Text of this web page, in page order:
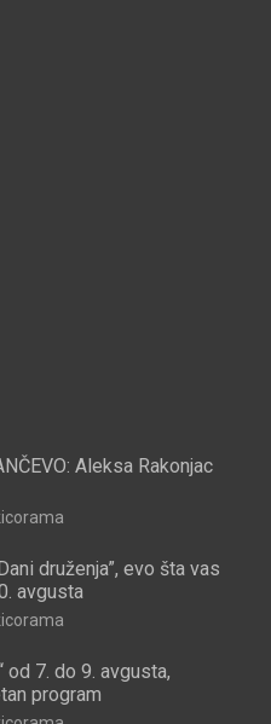
Aleksa Rakonjac
druženja”, evo šta vas
avgusta
od 7. do 9. avgusta,
program